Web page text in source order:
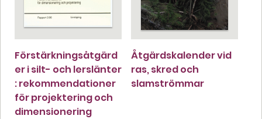
Förstärkningsåtgärd
er i silt- och lerslänter
: rekommendationer
för projektering och
dimensionering
Åtgärdskalender vid
ras, skred och
slamströmmar